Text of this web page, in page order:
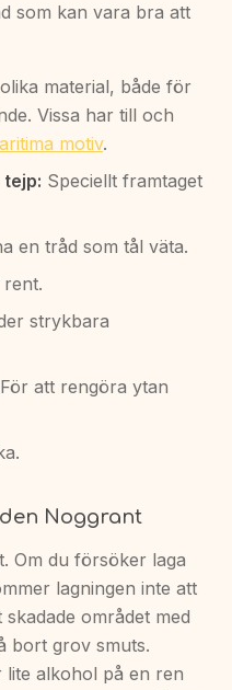
som kan vara bra att
material, både för
Vissa har till och
motiv.
Speciellt framtaget
en tråd som tål väta.
rent.
strykbara
För att rengöra ytan
Noggrant
Om du försöker laga
lagningen inte att
området med
bort grov smuts.
lite alkohol på en ren